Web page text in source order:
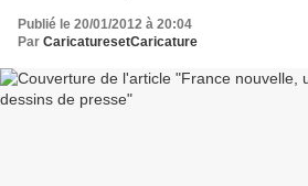
Publié le 20/01/2012 à 20:04
Par CaricaturesetCaricature